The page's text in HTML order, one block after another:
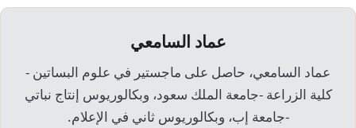
عماد السامعي
عماد السامعي، حاصل على ماجستير في علوم البساتين -
كلية الزراعة -جامعة الملك سعود، وبكالوريوس إنتاج نباتي
-جامعة إب، وبكالوريوس ثاني في الإعلام.